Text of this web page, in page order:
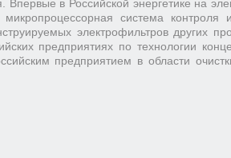
в Российской энергетике на
система контроля
электрофильтров других
предприятиях по технологии
предприятием в области